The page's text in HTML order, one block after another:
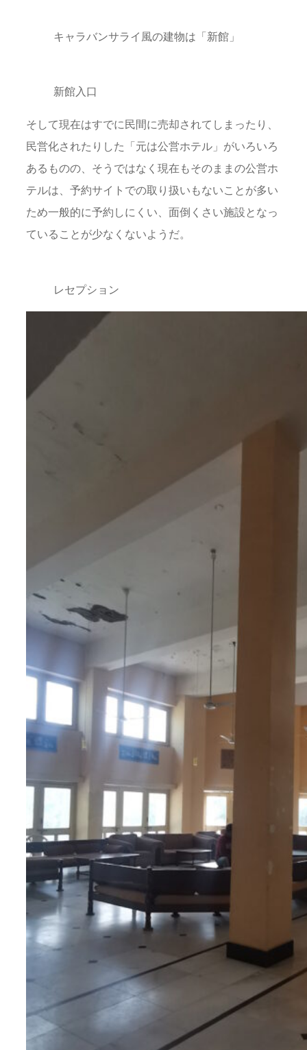
キャラバンサライ風の建物は「新館」
新館入口
そして現在はすでに民間に売却されてしまったり、
民営化されたりした「元は公営ホテル」がいろいろ
あるものの、そうではなく現在もそのままの公営ホ
テルは、予約サイトでの取り扱いもないことが多い
ため一般的に予約しにくい、面倒くさい施設となっ
ていることが少なくないようだ。
レセプション